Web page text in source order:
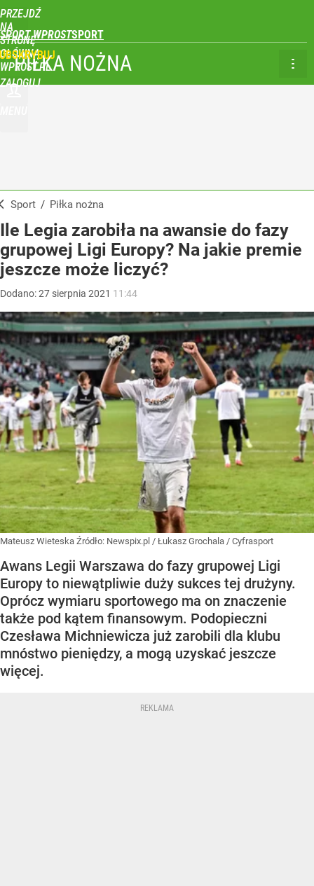
PRZEJDŹ
NA
STRONĘ
GŁÓWNĄ
WPROST.PL
SPORT WPROST
ZALOGUJ
PIŁKA NOŻNA
Sport / Piłka nożna
Ile Legia zarobiła na awansie do fazy
grupowej Ligi Europy? Na jakie premie
jeszcze może liczyć?
Dodano:27 sierpnia 2021 11:44
Mateusz Wieteska Źródło: Newspix.pl / Łukasz Grochala / Cyfrasport
Awans Legii Warszawa do fazy grupowej Ligi
Europy to niewątpliwie duży sukces tej drużyny.
Oprócz wymiaru sportowego ma on znaczenie
także pod kątem finansowym. Podopieczni
Czesława Michniewicza już zarobili dla klubu
mnóstwo pieniędzy, a mogą uzyskać jeszcze
więcej.